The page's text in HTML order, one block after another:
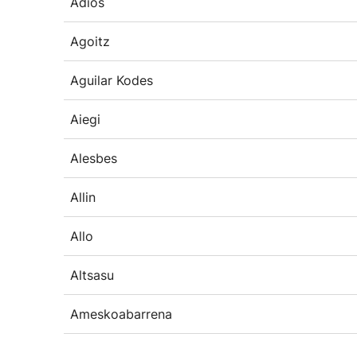
Agoitz
Aguilar Kodes
Aiegi
Alesbes
Allin
Allo
Altsasu
Ameskoabarrena